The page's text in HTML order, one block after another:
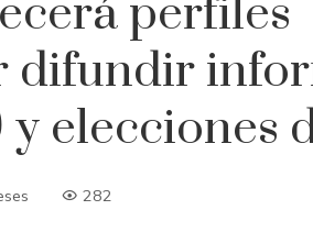
perfiles
difundir
y elecciones
282